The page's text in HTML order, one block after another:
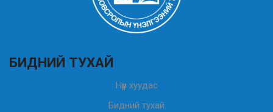
БИДНИЙ ТУХАЙ
Нүүр хуудас
Бидний тухай